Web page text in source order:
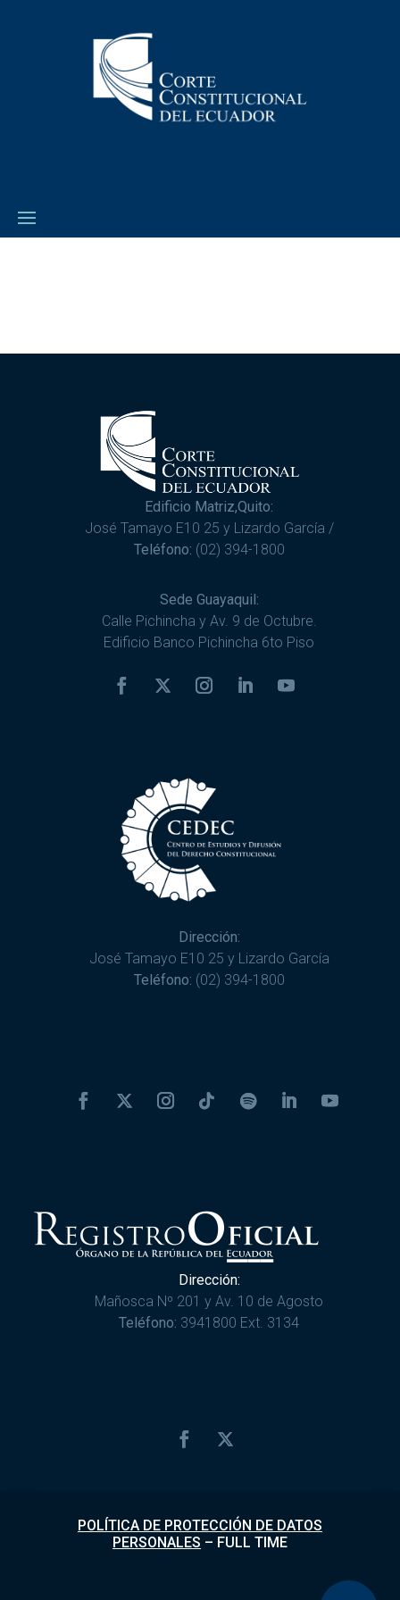
Edificio Matriz,Quito:
José Tamayo E10 25 y Lizardo García /
Teléfono: (02) 394-1800
Sede Guayaquil:
Calle Pichincha y Av. 9 de Octubre.
Edificio Banco Pichincha 6to Piso
Dirección:
José Tamayo E10 25 y Lizardo García
Teléfono: (02) 394-1800
Dirección:
Mañosca Nº 201 y Av. 10 de Agosto
Teléfono: 3941800 Ext. 3134
POLÍTICA DE PROTECCIÓN DE DATOS
PERSONALES – FULL TIME